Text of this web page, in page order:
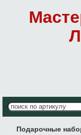
Подарочные